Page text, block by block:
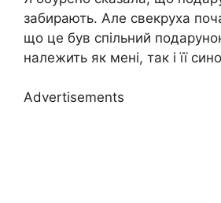
забирають. Але свекруха
що це був спільний
належить як мені, так і її
Advertisements